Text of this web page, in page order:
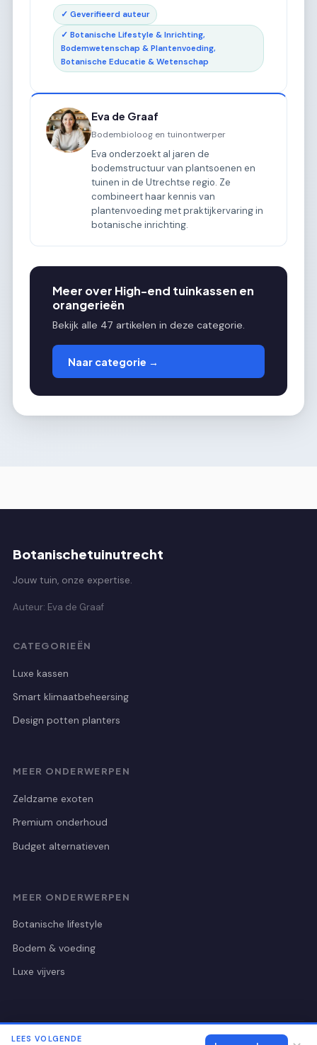
✓ Geverifieerd auteur
✓ Botanische Lifestyle & Inrichting,
Bodemwetenschap & Plantenvoeding,
Botanische Educatie & Wetenschap
Eva de Graaf
Bodembioloog en tuinontwerper
Eva onderzoekt al jaren de
bodemstructuur van plantsoenen en
tuinen in de Utrechtse regio. Ze
combineert haar kennis van
plantenvoeding met praktijkervaring in
botanische inrichting.
Meer over High-end tuinkassen en
orangerieën
Bekijk alle 47 artikelen in deze categorie.
Naar categorie →
Botanischetuinutrecht
Jouw tuin, onze expertise.
Auteur: Eva de Graaf
CATEGORIEËN
Luxe kassen
Smart klimaatbeheersing
Design potten planters
MEER ONDERWERPEN
Zeldzame exoten
Premium onderhoud
Budget alternatieven
MEER ONDERWERPEN
Botanische lifestyle
Bodem & voeding
Luxe vijvers
© 2026 Botanischetuinutrecht Alle rechten voorbehouden.
LEES VOLGENDE